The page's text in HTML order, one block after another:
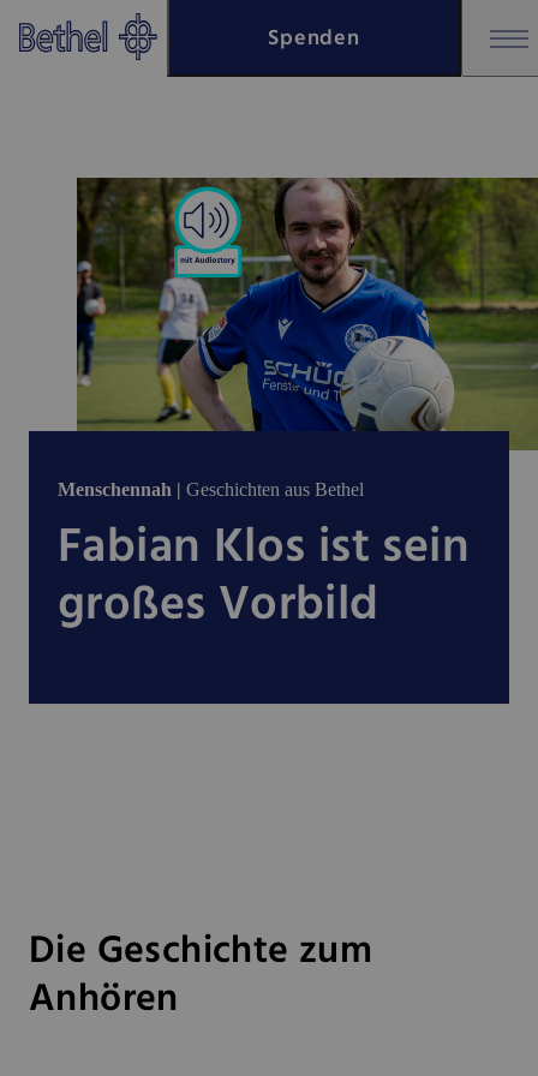
Zum Hauptinhalt springen
Zur Fußzeile springen
Spenden
Menschennah | Geschichten aus Bethel
Fabian Klos ist sein
großes Vorbild
Die Geschichte zum
Anhören